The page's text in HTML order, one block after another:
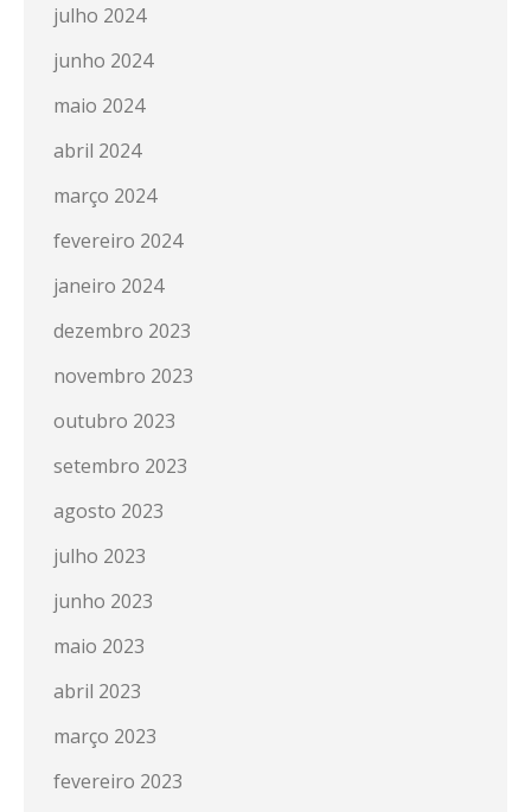
julho 2024
junho 2024
maio 2024
abril 2024
março 2024
fevereiro 2024
janeiro 2024
dezembro 2023
novembro 2023
outubro 2023
setembro 2023
agosto 2023
julho 2023
junho 2023
maio 2023
abril 2023
março 2023
fevereiro 2023